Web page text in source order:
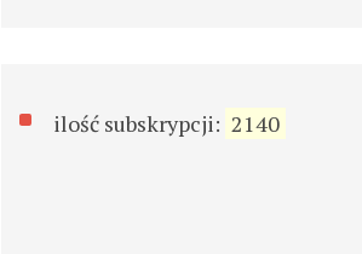
ilość subskrypcji: 2140